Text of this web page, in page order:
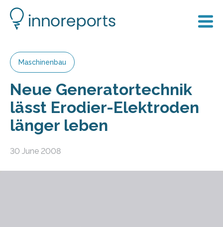
Maschinenbau
Neue Generatortechnik
lässt Erodier-Elektroden
länger leben
30 June 2008